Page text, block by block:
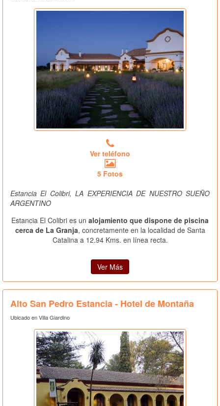
Ver teléfono
5 Fotos
Estancia El Colibri, LA EXPERIENCIA DE NUESTRO SUEÑO
ARGENTINO
Estancia El Colibri es un alojamiento que dispone de piscina
cerca de La Granja, concretamente en la localidad de Santa
Catalina a 12.94 Kms. en línea recta.
Ver Más
Alto San Pedro Estancia - Hotel de Montaña
Ubicado en Villa Giardino